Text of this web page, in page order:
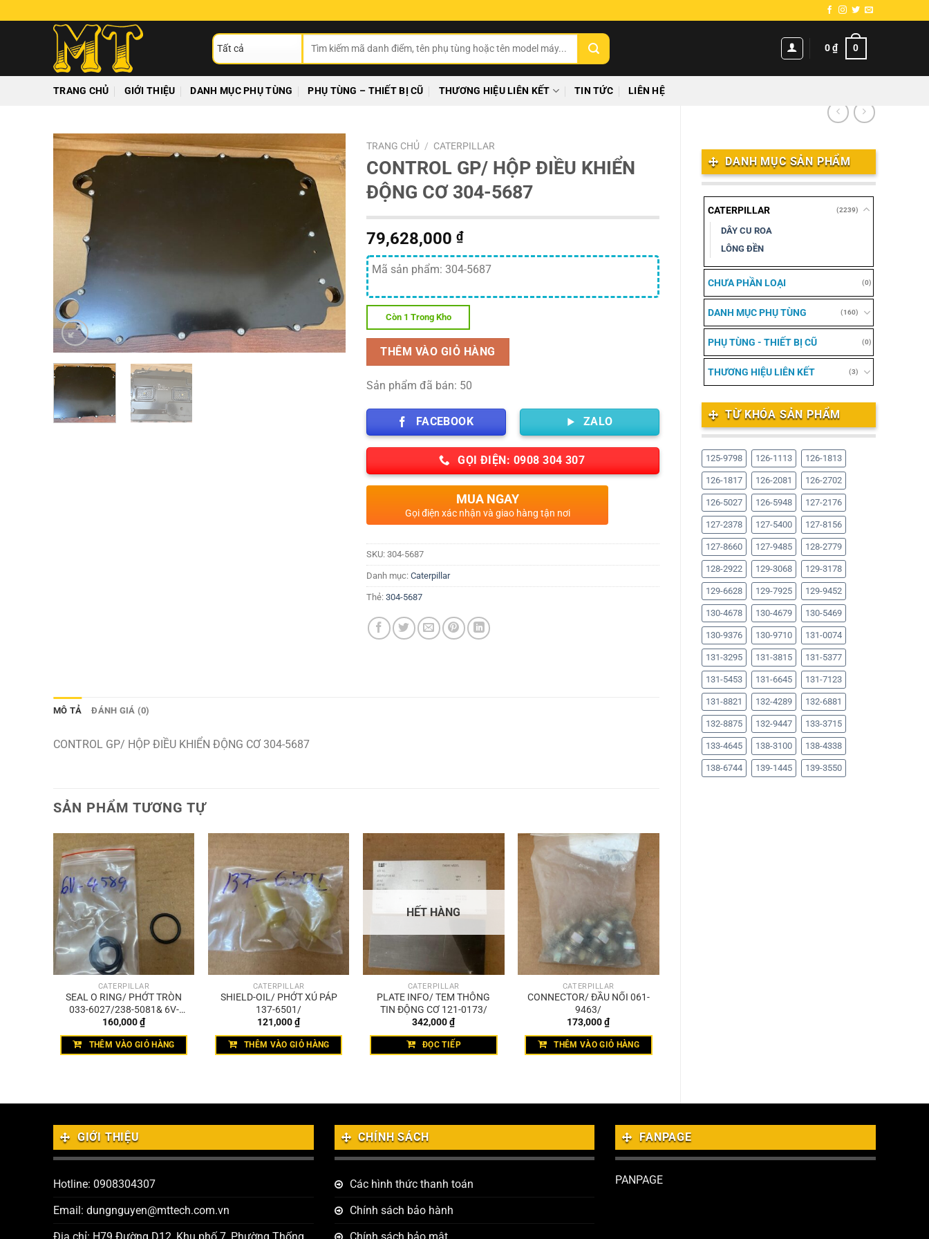
đến
kiếm:
0₫ 0
TRANG CHỦ GIỚI THIỆU DANH MỤC PHỤ TÙNG PHỤ TÙNG – THIẾT BỊ CŨ THƯƠNG HIỆU LIÊN KẾT TIN TỨC LIÊN HỆ
DANH MỤC SẢN PHẨM
CATERPILLAR (2239)
DÂY CU ROA
LÔNG ĐỀN
CHƯA PHẦN LOẠI (0)
DANH MỤC PHỤ TÙNG (160)
PHỤ TÙNG - THIẾT BỊ CŨ (0)
THƯƠNG HIỆU LIÊN KẾT (3)
TỪ KHÓA SẢN PHẨM
125-9798 126-1113 126-1813
126-1817 126-2081 126-2702
126-5027 126-5948 127-2176
127-2378 127-5400 127-8156
127-8660 127-9485 128-2779
128-2922 129-3068 129-3178
129-6628 129-7925 129-9452
130-4678 130-4679 130-5469
130-9376 130-9710 131-0074
131-3295 131-3815 131-5377
131-5453 131-6645 131-7123
131-8821 132-4289 132-6881
132-8875 132-9447 133-3715
133-4645 138-3100 138-4338
138-6744 139-1445 139-3550
TRANG CHỦ / CATERPILLAR
CONTROL GP/ HỘP ĐIỀU KHIỂN
ĐỘNG CƠ 304-5687
79,628,000₫
Mã sản phẩm: 304-5687
Còn 1 Trong Kho
THÊM VÀO GIỎ HÀNG
Sản phẩm đã bán: 50
FACEBOOK ZALO
GỌI ĐIỆN: 0908 304 307
MUA NGAY
Gọi điện xác nhận và giao hàng tận nơi
SKU:304-5687
Danh mục:Caterpillar
Thẻ:304-5687
MÔ TẢ ĐÁNH GIÁ (0)
CONTROL GP/ HỘP ĐIỀU KHIỂN ĐỘNG CƠ 304-5687
SẢN PHẨM TƯƠNG TỰ
CATERPILLAR
SEAL O RING/ PHỚT TRÒN
033-6027/238-5081& 6V-
4589
160,000₫
THÊM VÀO GIỎ HÀNG
CATERPILLAR
SHIELD-OIL/ PHỚT XÚ PÁP
137-6501/
121,000₫
THÊM VÀO GIỎ HÀNG
HẾT HÀNG
CATERPILLAR
PLATE INFO/ TEM THÔNG
TIN ĐỘNG CƠ 121-0173/
342,000₫
ĐỌC TIẾP
CATERPILLAR
CONNECTOR/ ĐẦU NỐI 061-
9463/
173,000₫
THÊM VÀO GIỎ HÀNG
GIỚI THIỆU
Hotline: 0908304307
Email: dungnguyen@mttech.com.vn
CHÍNH SÁCH
Các hình thức thanh toán
Chính sách bảo hành
FANPAGE
PANPAGE